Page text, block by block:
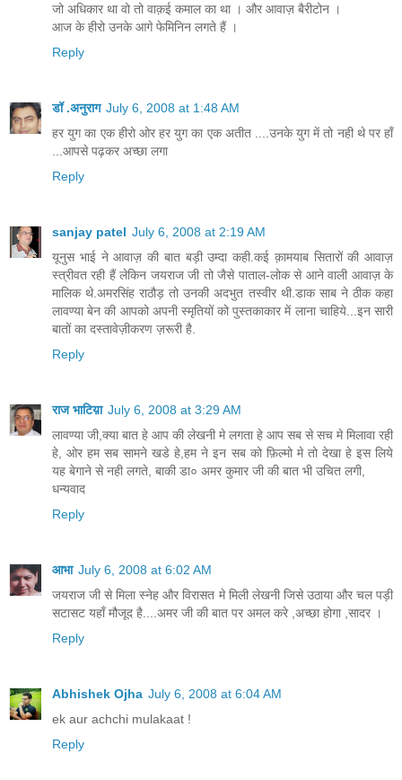
जो अधिकार था वो तो वाक़ई कमाल का था । और आवाज़ बैरीटोन ।
आज के हीरो उनके आगे फेमिनिन लगते हैं ।
Reply
डॉ .अनुराग July 6, 2008 at 1:48 AM
हर युग का एक हीरो ओर हर युग का एक अतीत ....उनके युग में तो नही थे पर हाँ
...आपसे पढ़कर अच्छा लगा
Reply
sanjay patel July 6, 2008 at 2:19 AM
यूनुस भाई ने आवाज़ की बात बड़ी उम्दा कही.कई क़ामयाब सितारों की आवाज़
स्त्रीवत रही हैं लेकिन जयराज जी तो जैसे पाताल-लोक से आने वाली आवाज़ के
मालिक थे.अमरसिंह राठौड़ तो उनकी अदभुत तस्वीर थी.डाक साब ने ठीक कहा
लावण्या बेन की आपको अपनी स्मृतियों को पुस्तकाकार में लाना चाहिये...इन सारी
बातों का दस्तावेज़ीकरण ज़रूरी है.
Reply
राज भाटिय़ा July 6, 2008 at 3:29 AM
लावण्या जी,क्या बात हे आप की लेखनी मे लगता हे आप सब से सच मे मिलावा रही
हे, ओर हम सब सामने खडे हे,हम ने इन सब को फ़िल्मो मे तो देखा हे इस लिये
यह बेगाने से नही लगते, बाकी डा० अमर कुमार जी की बात भी उचित लगी,
धन्यवाद
Reply
आभा July 6, 2008 at 6:02 AM
जयराज जी से मिला स्नेह और विरासत मे मिली लेखनी जिसे उठाया और चल पड़ी
सटासट यहाँ मौजूद है....अमर जी की बात पर अमल करे ,अच्छा होगा ,सादर ।
Reply
Abhishek Ojha July 6, 2008 at 6:04 AM
ek aur achchi mulakaat !
Reply